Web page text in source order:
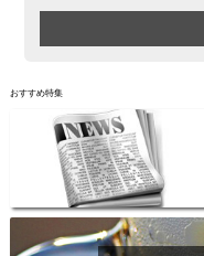
おすすめ特集